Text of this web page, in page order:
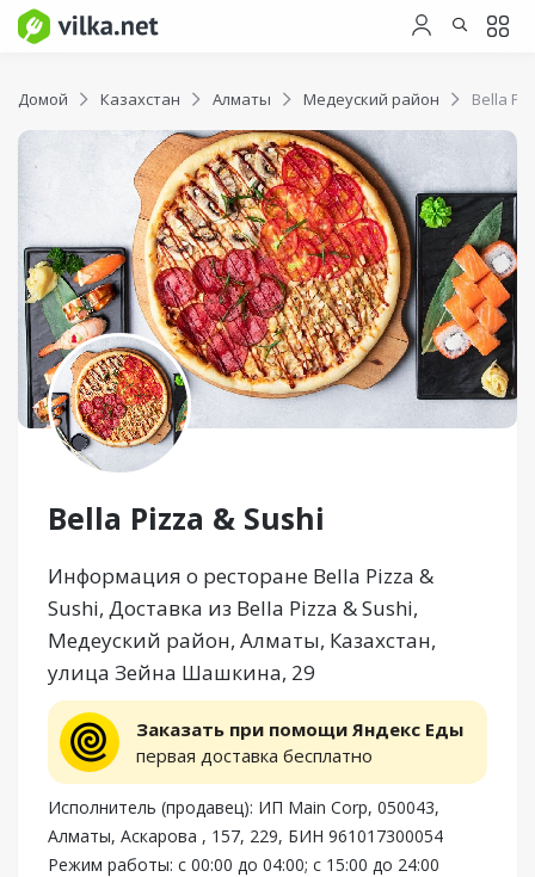
Домой Казахстан Алматы Медеуский район Bella
Bella Pizza & Sushi
Информация о ресторане Bella Pizza &
Sushi, Доставка из Bella Pizza & Sushi,
Медеуский район, Алматы, Казахстан,
улица Зейна Шашкина, 29
Заказать при помощи Яндекс Еды
первая доставка бесплатно
Исполнитель (продавец): ИП Main Corp, 050043,
Алматы, Аскарова , 157, 229, БИН 961017300054
Режим работы: с 00:00 до 04:00; с 15:00 до 24:00